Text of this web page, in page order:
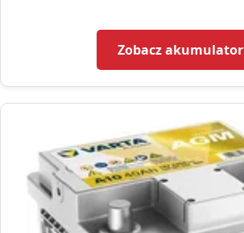
Zobacz akumulator